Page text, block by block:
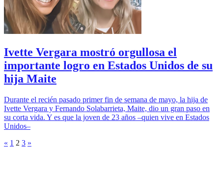
Ivette Vergara mostró orgullosa el
importante logro en Estados Unidos de su
hija Maite
Durante el recién pasado primer fin de semana de mayo, la hija de
Ivette Vergara y Fernando Solabarrieta, Maite, dio un gran paso en
su corta vida. Y es que la joven de 23 años –quien vive en Estados
Unidos–
« 1 2 3 »